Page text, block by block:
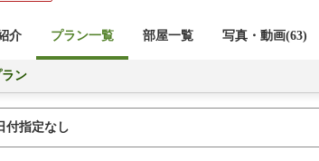
介 プラン一覧 部屋一覧 写真・動画(63)
ン
付指定なし